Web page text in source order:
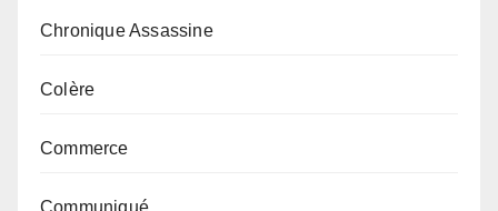
Chronique Assassine
Colère
Commerce
Communiqué